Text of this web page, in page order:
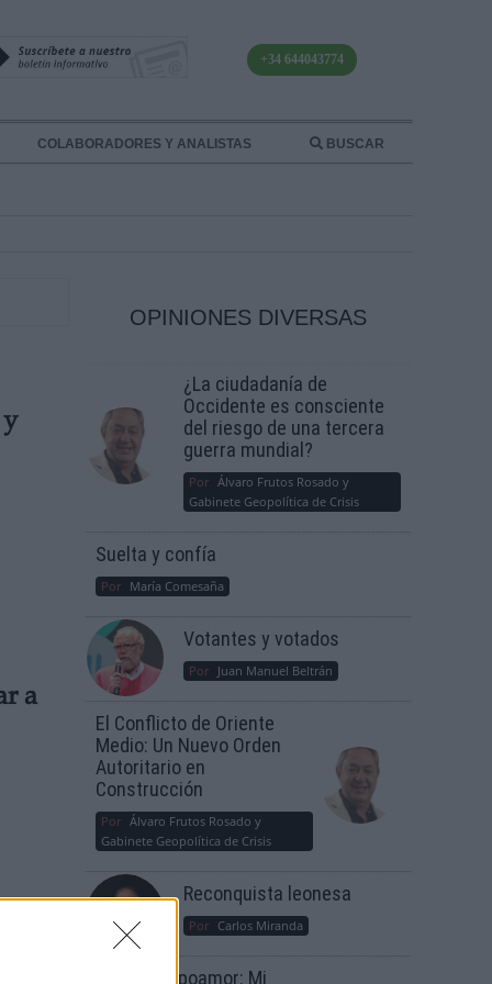
+34 644043774
COLABORADORES Y ANALISTAS BUSCAR
a
OPINIONES DIVERSAS
¿La ciudadanía de
Occidente es consciente
del riesgo de una tercera
guerra mundial?
Por Álvaro Frutos Rosado y
Gabinete Geopolítica de Crisis
Suelta y confía
Por María Comesaña
Votantes y votados
Por Juan Manuel Beltrán
El Conflicto de Oriente
Medio: Un Nuevo Orden
Autoritario en
Construcción
Por Álvaro Frutos Rosado y
Gabinete Geopolítica de Crisis
Reconquista leonesa
Por Carlos Miranda
Clara Campoamor: Mi